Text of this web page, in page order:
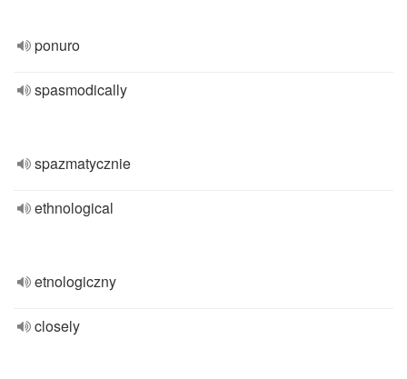
ponuro
spasmodically
spazmatycznie
ethnological
etnologiczny
closely